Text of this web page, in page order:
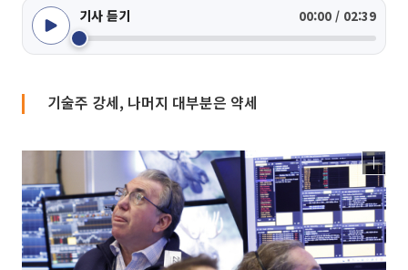
기사 듣기 00:00 / 02:39
기술주 강세, 나머지 대부분은 약세